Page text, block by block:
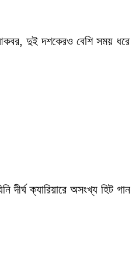
দুই দশকেরও বেশি সময় ধরে
দীর্ঘ ক্যারিয়ারে অসংখ্য হিট